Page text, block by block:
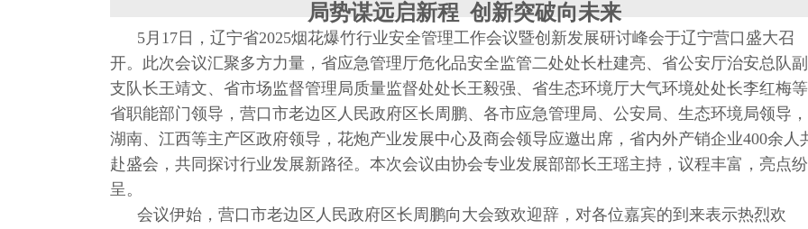
局势谋远启新程 创新突破向未来
5月17日，辽宁省2025烟花爆竹行业安全管理工作会议暨创新发展研讨峰会于辽宁营口盛大召
开。此次会议汇聚多方力量，省应急管理厅危化品安全监管二处处长杜建亮、省公安厅治安总队副
支队长王靖文、省市场监督管理局质量监督处处长王毅强、省生态环境厅大气环境处处长李红梅等
省职能部门领导，营口市老边区人民政府区长周鹏、各市应急管理局、公安局、生态环境局领导，
湖南、江西等主产区政府领导，花炮产业发展中心及商会领导应邀出席，省内外产销企业400余人
赴盛会，共同探讨行业发展新路径。本次会议由协会专业发展部部长王瑶主持，议程丰富，亮点纷
呈。
会议伊始，营口市老边区人民政府区长周鹏向大会致欢迎辞，对各位嘉宾的到来表示热烈欢